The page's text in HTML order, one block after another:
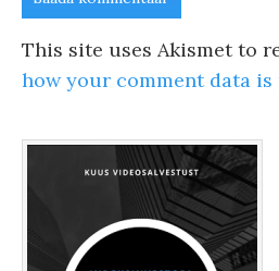
This site uses Akismet to
how your comment data is